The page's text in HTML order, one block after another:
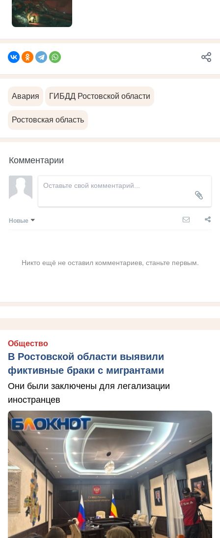
Авария ГИБДД Ростовской области
Ростовская область
Комментарии
Новые
Никто ещё не оставил комментариев, станьте первым.
Общество
В Ростовской области выявили
фиктивные браки с мигрантами
Они были заключены для легализации
иностранцев